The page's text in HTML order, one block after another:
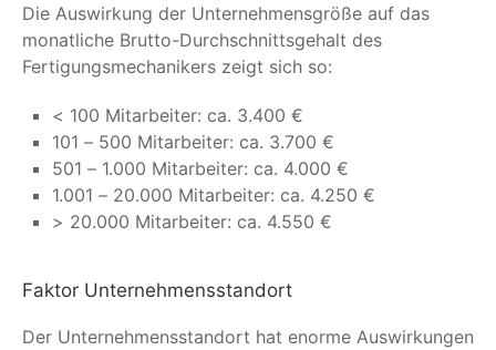
Die Auswirkung der Unternehmensgröße auf das
monatliche Brutto-Durchschnittsgehalt des
Fertigungsmechanikers zeigt sich so:
< 100 Mitarbeiter: ca. 3.400 €
101 – 500 Mitarbeiter: ca. 3.700 €
501 – 1.000 Mitarbeiter: ca. 4.000 €
1.001 – 20.000 Mitarbeiter: ca. 4.250 €
> 20.000 Mitarbeiter: ca. 4.550 €
Faktor Unternehmensstandort
Der Unternehmensstandort hat enorme Auswirkungen